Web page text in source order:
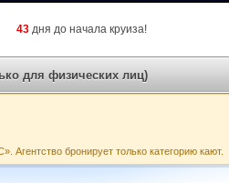
43 дня до начала круиза!
для физических лиц)
бронирует только категорию кают.